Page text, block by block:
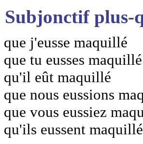
Subjonctif plus-
que j'eusse maquillé
que tu eusses maquillé
qu'il eût maquillé
que nous eussions
que vous eussiez
qu'ils eussent maquillé